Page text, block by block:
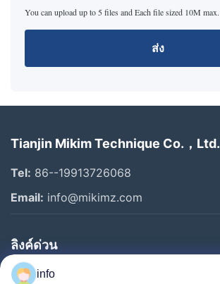
You can upload up to 5 files and Each file sized 10M max.
ส่ง
Tianjin Mikim Technique Co.，Ltd.
Tel: 86--19913726068
Email: info@mikimz.com
ลิงค์ด่วน
บ้าน info